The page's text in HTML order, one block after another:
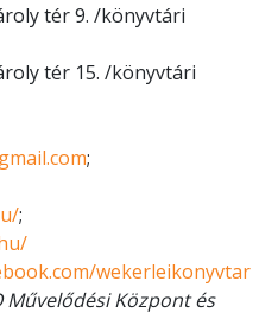
tér 9. /könyvtári
tér 15. /könyvtári
;
;
wekerleikonyvtar
Művelődési Központ és